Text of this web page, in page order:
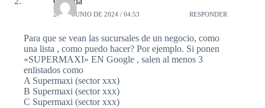
28 DE JUNIO DE 2024 / 04:53 RESPONDER
Para que se vean las sucursales de un negocio, como
una lista , como puedo hacer? Por ejemplo. Si ponen
«SUPERMAXI» EN Google , salen al menos 3
enlistados como
A Supermaxi (sector xxx)
B Supermaxi (sector xxx)
C Supermaxi (sector xxx)